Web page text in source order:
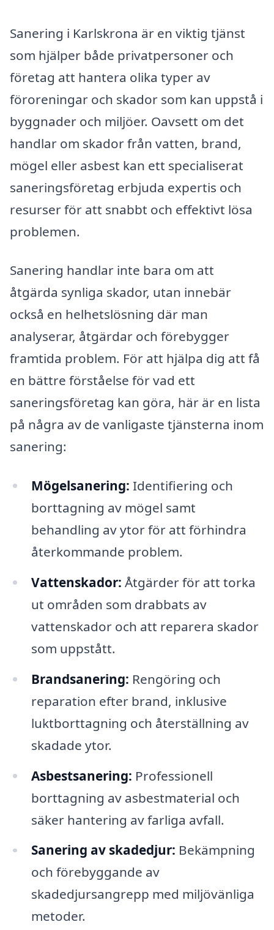
Sanering i Karlskrona är en viktig tjänst
som hjälper både privatpersoner och
företag att hantera olika typer av
föroreningar och skador som kan uppstå i
byggnader och miljöer. Oavsett om det
handlar om skador från vatten, brand,
mögel eller asbest kan ett specialiserat
saneringsföretag erbjuda expertis och
resurser för att snabbt och effektivt lösa
problemen.
Sanering handlar inte bara om att
åtgärda synliga skador, utan innebär
också en helhetslösning där man
analyserar, åtgärdar och förebygger
framtida problem. För att hjälpa dig att få
en bättre förståelse för vad ett
saneringsföretag kan göra, här är en lista
på några av de vanligaste tjänsterna inom
sanering:
Mögelsanering: Identifiering och
borttagning av mögel samt
behandling av ytor för att förhindra
återkommande problem.
Vattenskador: Åtgärder för att torka
ut områden som drabbats av
vattenskador och att reparera skador
som uppstått.
Brandsanering: Rengöring och
reparation efter brand, inklusive
luktborttagning och återställning av
skadade ytor.
Asbestsanering: Professionell
borttagning av asbestmaterial och
säker hantering av farliga avfall.
Sanering av skadedjur: Bekämpning
och förebyggande av
skadedjursangrepp med miljövänliga
metoder.